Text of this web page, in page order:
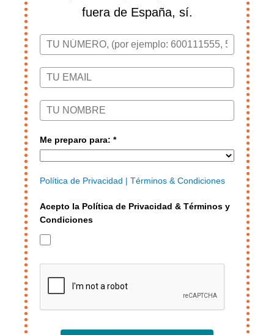
fuera de España, sí.
Me preparo para: *
Política de Privacidad | Términos & Condiciones
Acepto la Política de Privacidad & Términos y
Condiciones